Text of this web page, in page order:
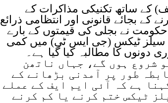
کے ساتھ تکنیکی مذاکرات کے
کے بجائے قانونی اور انتظامی ذرائع
نے بجلی کی قیمتوں کے بارے
سیلز ٹیکس (جی ایس ٹی) میں کمی
کا مطالبہ کیا گیا ہے۔
مذاکرات پیر (10 مارچ) کو شروع ہوں گے، جہاں ناتھن
طور پر آمدنی بڑھانے کے
ہے کہ آئی ایم ایف کے عملے
ٹیکس ختم کرنے یا کم کرنے